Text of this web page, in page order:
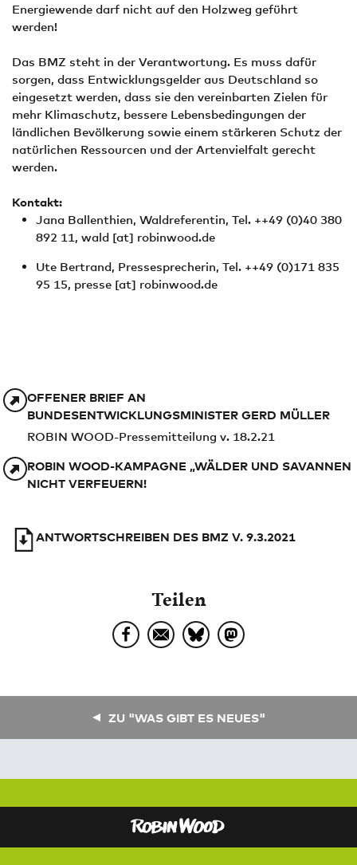
Energiewende darf nicht auf den Holzweg geführt
werden!
Das BMZ steht in der Verantwortung. Es muss dafür
sorgen, dass Entwicklungsgelder aus Deutschland so
eingesetzt werden, dass sie den vereinbarten Zielen für
mehr Klimaschutz, bessere Lebensbedingungen der
ländlichen Bevölkerung sowie einem stärkeren Schutz der
natürlichen Ressourcen und der Artenvielfalt gerecht
werden.
Kontakt:
Jana Ballenthien, Waldreferentin, Tel. ++49 (0)40 380
892 11, wald [at] robinwood.de
Ute Bertrand, Pressesprecherin, Tel. ++49 (0)171 835
95 15, presse [at] robinwood.de
OFFENER BRIEF AN
BUNDESENTWICKLUNGSMINISTER GERD MÜLLER
ROBIN WOOD-Pressemitteilung v. 18.2.21
ROBIN WOOD-KAMPAGNE „WÄLDER UND SAVANNEN
NICHT VERFEUERN!
ANTWORTSCHREIBEN DES BMZ V. 9.3.2021
Teilen
ZU "WAS GIBT ES NEUES"